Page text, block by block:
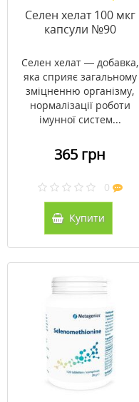
Селен хелат 100 мкг
капсули №90
Селен хелат — добавка,
яка сприяє загальному
зміцненню організму,
нормалізації роботи
імунної систем...
365 грн
0
Купити